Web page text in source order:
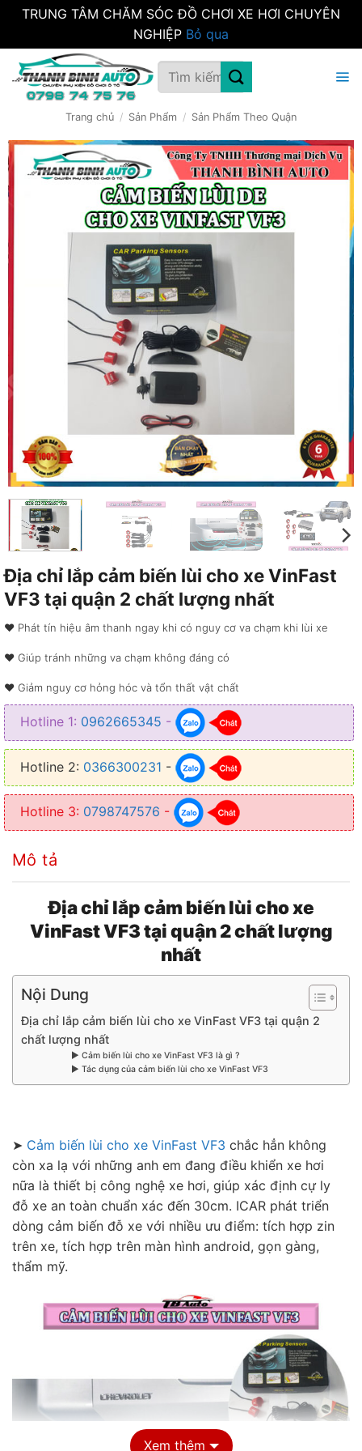
TRUNG TÂM CHĂM SÓC ĐỒ CHƠI XE HƠI CHUYÊN
NGHIỆP Bỏ qua
qua
Tìm
kiếm:
Trang chủ / Sản Phẩm / Sản Phẩm Theo Quận
Địa chỉ lắp cảm biến lùi cho xe VinFast
VF3 tại quận 2 chất lượng nhất
♥︎ Phát tín hiệu âm thanh ngay khi có nguy cơ va chạm khi lùi xe
♥︎ Giúp tránh những va chạm không đáng có
♥︎ Giảm nguy cơ hỏng hóc và tổn thất vật chất
♥︎ Giúp tài xế điều khiển xe dễ dàng và chính xác hơn
Hotline 1: 0962665345 -
Hotline 2: 0366300231 -
Hotline 3: 0798747576 -
Mô tả
Địa chỉ lắp cảm biến lùi cho xe
VinFast VF3 tại quận 2 chất lượng
nhất
Nội Dung
Địa chỉ lắp cảm biến lùi cho xe VinFast VF3 tại quận 2
chất lượng nhất
▶ Cảm biến lùi cho xe VinFast VF3 là gì ?
▶ Tác dụng của cảm biến lùi cho xe VinFast VF3
➤ Cảm biến lùi cho xe VinFast VF3 chắc hẳn không
còn xa lạ với những anh em đang điều khiển xe hơi
nữa là thiết bị công nghệ xe hơi, giúp xác định cự ly
đỗ xe an toàn chuẩn xác đến 30cm. ICAR phát triển
dòng cảm biến đỗ xe với nhiều ưu điểm: tích hợp zin
trên xe, tích hợp trên màn hình android, gọn gàng,
thẩm mỹ.
Xem thêm